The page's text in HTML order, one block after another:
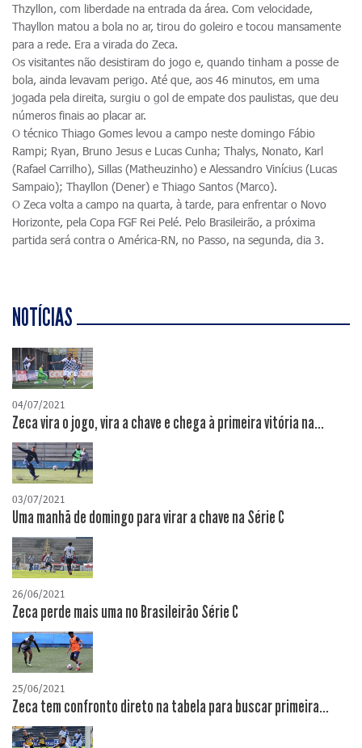
Thzyllon, com liberdade na entrada da área. Com velocidade,
Thayllon matou a bola no ar, tirou do goleiro e tocou mansamente
para a rede. Era a virada do Zeca.
Os visitantes não desistiram do jogo e, quando tinham a posse de
bola, ainda levavam perigo. Até que, aos 46 minutos, em uma
jogada pela direita, surgiu o gol de empate dos paulistas, que deu
números finais ao placar ar.
O técnico Thiago Gomes levou a campo neste domingo Fábio
Rampi; Ryan, Bruno Jesus e Lucas Cunha; Thalys, Nonato, Karl
(Rafael Carrilho), Sillas (Matheuzinho) e Alessandro Vinícius (Lucas
Sampaio); Thayllon (Dener) e Thiago Santos (Marco).
O Zeca volta a campo na quarta, à tarde, para enfrentar o Novo
Horizonte, pela Copa FGF Rei Pelé. Pelo Brasileirão, a próxima
partida será contra o América-RN, no Passo, na segunda, dia 3.
NOTÍCIAS
04/07/2021
Zeca vira o jogo, vira a chave e chega à primeira vitória na...
03/07/2021
Uma manhã de domingo para virar a chave na Série C
26/06/2021
Zeca perde mais uma no Brasileirão Série C
25/06/2021
Zeca tem confronto direto na tabela para buscar primeira...